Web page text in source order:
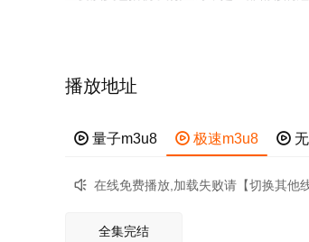
星光影院收集了pc网页端在线观看、手机
播放地址
 量子m3u8  极速m3u8 
 在线免费播放,加载失败请【切换其他线
全集完结